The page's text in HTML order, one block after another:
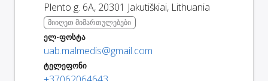
Plento g. 6A, 20301 Jakutiškiai, Lithuania
მიიღეთ მიმართულებები
ელ-ფოსტა
uab.malmedis@gmail.com
ტელეფონი